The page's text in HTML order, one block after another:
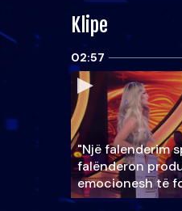
Klipe
02:57
"Një falenderim
falënderon
emocionesh të